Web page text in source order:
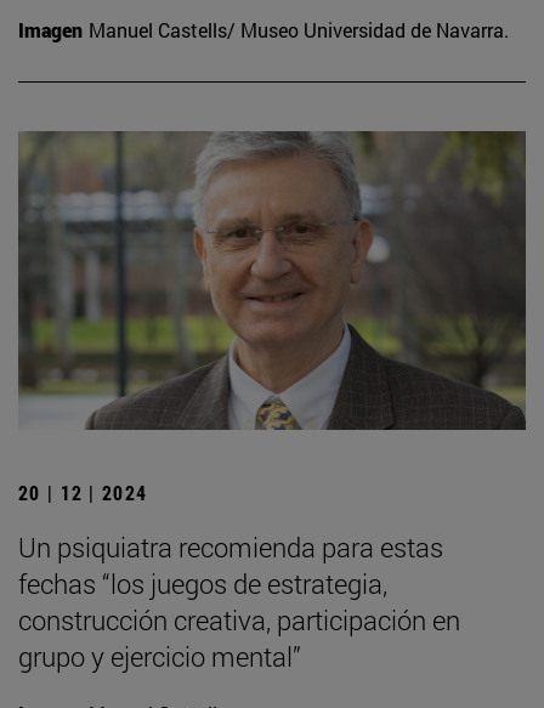
Imagen Manuel Castells/ Museo Universidad de Navarra.
20 | 12 | 2024
Un psiquiatra recomienda para estas
fechas “los juegos de estrategia,
construcción creativa, participación en
grupo y ejercicio mental”